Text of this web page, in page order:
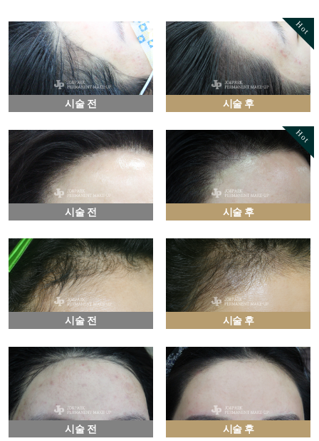
Hot
시술 전 시술 후
Hot
시술 전 시술 후
시술 전 시술 후
시술 전 시술 후